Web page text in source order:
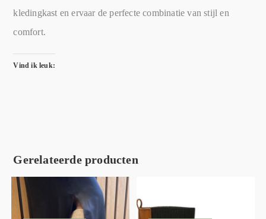
kledingkast en ervaar de perfecte combinatie van stijl en
comfort.
Vind ik leuk:
Gerelateerde producten